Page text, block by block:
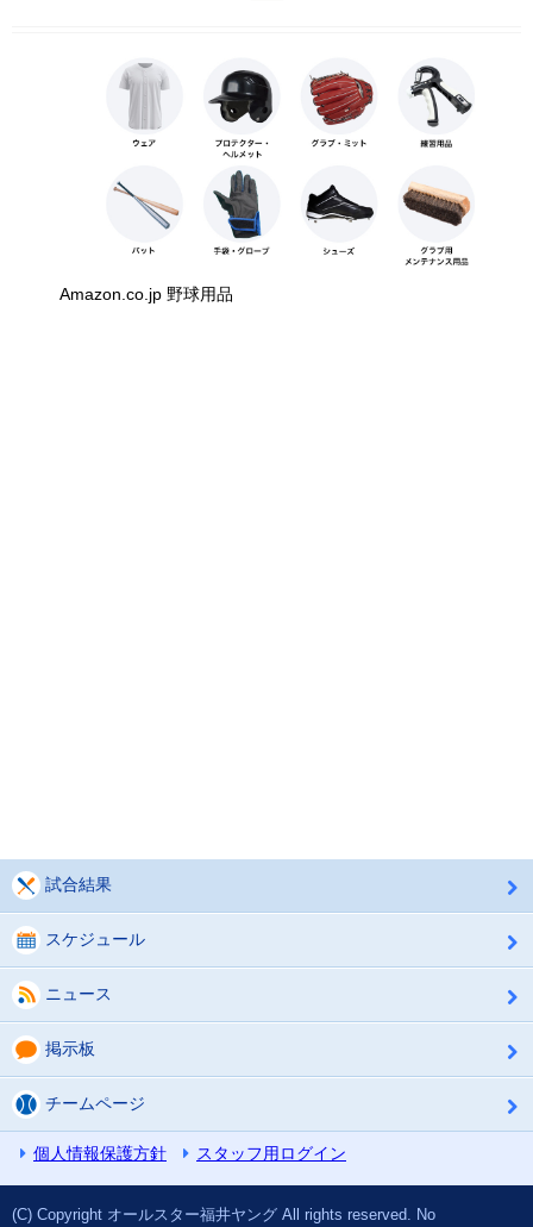
Amazon.co.jp 野球用品
試合結果
スケジュール
ニュース
掲示板
チームページ
個人情報保護方針 スタッフ用ログイン
(C) Copyright オールスター福井ヤング All rights reserved. No